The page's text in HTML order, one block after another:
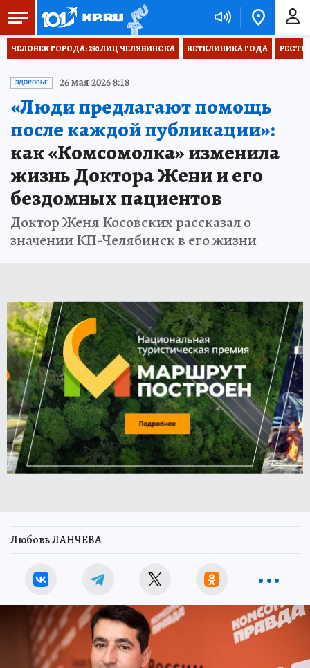
ЧЕЛОВЕК ГОРОДА: 290 ЛИЦ ЧЕЛЯБИНСКА ВЕТКЛИНИКА ГОДА
ЗДОРОВЬЕ 26 мая 2026 8:18
«Люди предлагают помощь
после каждой публикации»:
как «Комсомолка» изменила
жизнь Доктора Жени и его
бездомных пациентов
Доктор Женя Косовских рассказал о
значении КП-Челябинск в его жизни
Любовь ЛАНЧЕВА